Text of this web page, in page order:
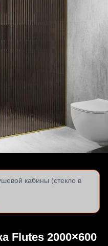
кабины (стекло в
Flutes 2000×600